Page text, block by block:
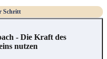
Schritt
- Die Kraft des
nutzen